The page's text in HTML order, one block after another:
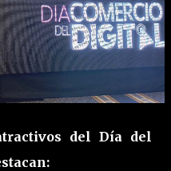
del Día del